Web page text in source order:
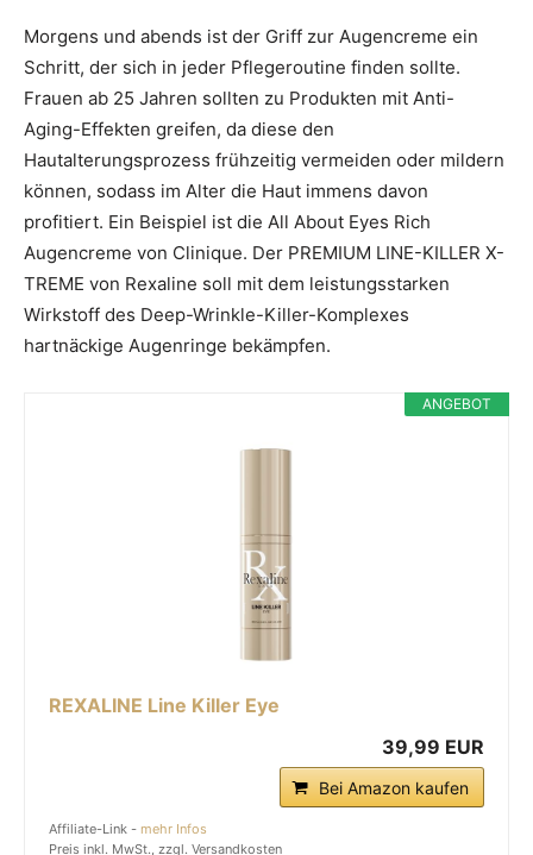
Morgens und abends ist der Griff zur Augencreme ein
Schritt, der sich in jeder Pflegeroutine finden sollte.
Frauen ab 25 Jahren sollten zu Produkten mit Anti-
Aging-Effekten greifen, da diese den
Hautalterungsprozess frühzeitig vermeiden oder mildern
können, sodass im Alter die Haut immens davon
profitiert. Ein Beispiel ist die All About Eyes Rich
Augencreme von Clinique. Der PREMIUM LINE-KILLER X-
TREME von Rexaline soll mit dem leistungsstarken
Wirkstoff des Deep-Wrinkle-Killer-Komplexes
hartnäckige Augenringe bekämpfen.
ANGEBOT
REXALINE Line Killer Eye
39,99 EUR
Bei Amazon kaufen
Affiliate-Link - mehr Infos
Preis inkl. MwSt., zzgl. Versandkosten